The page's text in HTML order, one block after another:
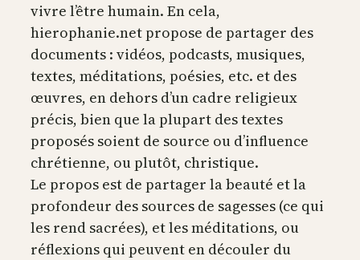
vivre l’être humain. En cela,
hierophanie.net propose de partager des
documents : vidéos, podcasts, musiques,
textes, méditations, poésies, etc. et des
œuvres, en dehors d’un cadre religieux
précis, bien que la plupart des textes
proposés soient de source ou d’influence
chrétienne, ou plutôt, christique.
Le propos est de partager la beauté et la
profondeur des sources de sagesses (ce qui
les rend sacrées), et les méditations, ou
réflexions qui peuvent en découler du